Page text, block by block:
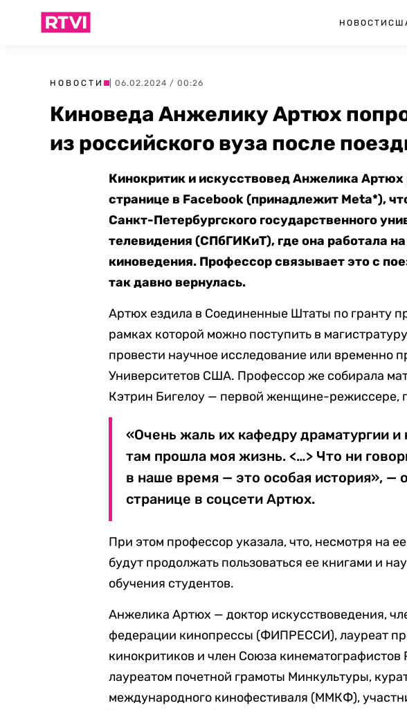
НОВОСТИ
НОВОСТИ | 06.02.2024 / 00:26
Киноведа Анжелику Артюх
из российского вуза после
Кинокритик и искусствовед Анжелика Артюх
странице в Facebook (принадлежит Meta*),
Санкт-Петербургского государственного
телевидения (СПбГИКиТ), где она работала
киноведения. Профессор связывает это с
так давно вернулась.
Артюх ездила в Соединенные Штаты по гранту
рамках которой можно поступить в
провести научное исследование или временно
Университетов США. Профессор же собирала
Кэтрин Бигелоу — первой женщине-режиссере,
«Очень жаль их кафедру драматургии
там прошла моя жизнь. <…> Что ни
в наше время — это особая история», —
странице в соцсети Артюх.
При этом профессор указала, что, несмотря на
будут продолжать пользоваться ее книгами и
обучения студентов.
Анжелика Артюх — доктор искусствоведения,
федерации кинопрессы (ФИПРЕССИ), лауреат
кинокритиков и член Союза кинематографистов
лауреатом почетной грамоты Минкультуры,
международного кинофестиваля (ММКФ),